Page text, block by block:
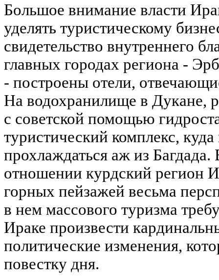
Большое внимание власти
уделять туристическому
свидетельство внутреннего
главных городах региона -
- построены отели,
На водохранилище в Дукане,
с советской помощью
туристический комплекс,
прохлаждаться аж из Багдада.
отношении курдский регион
горных пейзажей весьма
в нем массового туризма
Ираке произвести
политические изменения,
повестку дня.